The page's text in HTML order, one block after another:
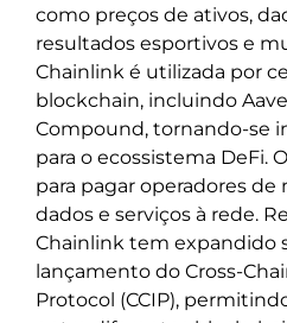
como preços de ativos,
resultados esportivos e
Chainlink é utilizada por
blockchain, incluindo
Compound, tornando-se
para o ecossistema DeFi.
para pagar operadores
dados e serviços à rede.
Chainlink tem expandido
lançamento do Cross-
Protocol (CCIP),